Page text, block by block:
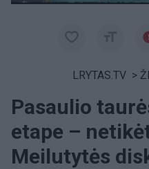
LRYTAS.TV >
Pasaulio
etape –
Meilutytės